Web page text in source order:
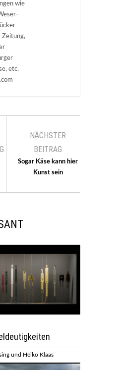
wie
Zeitung,
etc.
NÄCHSTER
BEITRAG
Sogar Käse kann hier
Kunst sein
und Heiko Klaas